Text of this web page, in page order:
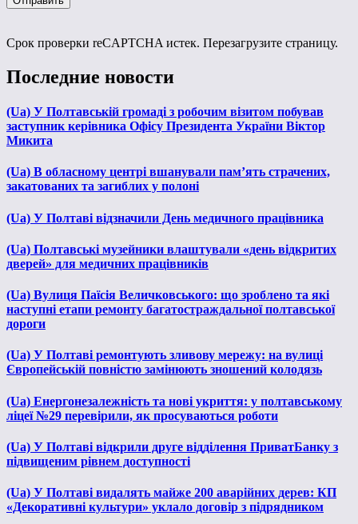
Срок проверки reCAPTCHA истек. Перезагрузите страницу.
Последние новости
(Ua) У Полтавській громаді з робочим візитом побував
заступник керівника Офісу Президента України Віктор
Микита
(Ua) В обласному центрі вшанували пам’ять страчених,
закатованих та загиблих у полоні
(Ua) У Полтаві відзначили День медичного працівника
(Ua) Полтавські музейники влаштували «день відкритих
дверей» для медичних працівників
(Ua) Вулиця Паїсія Величковського: що зроблено та які
наступні етапи ремонту багатостраждальної полтавської
дороги
(Ua) У Полтаві ремонтують зливову мережу: на вулиці
Європейській повністю замінюють зношений колодязь
(Ua) Енергонезалежність та нові укриття: у полтавському
ліцеї №29 перевірили, як просуваються роботи
(Ua) У Полтаві відкрили друге відділення ПриватБанку з
підвищеним рівнем доступності
(Ua) У Полтаві видалять майже 200 аварійних дерев: КП
«Декоративні культури» уклало договір з підрядником